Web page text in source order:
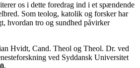
os i dette foredrag ind i et spændende
Som teolog, katolik og forsker har
hvordan tro og sundhed påvirker
Hvidt, Cand. Theol og Theol. Dr. ved
ved Syddansk Universitet